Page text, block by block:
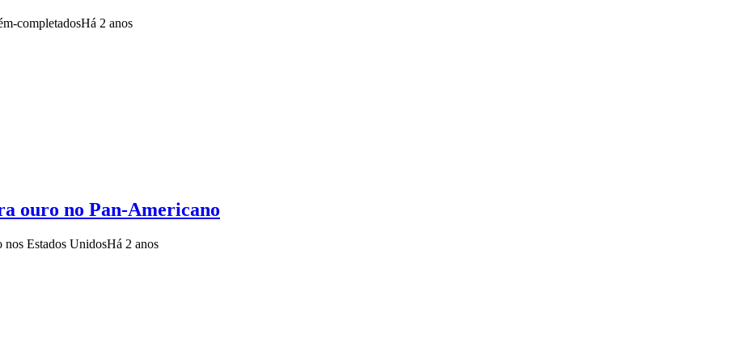
completadosHá 2 anos
ouro no Pan-Americano
nos Estados UnidosHá 2 anos